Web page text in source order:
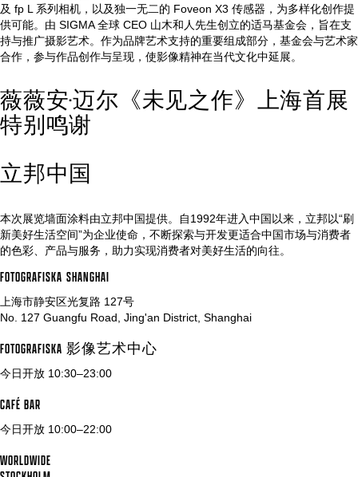
及 fp L 系列相机，以及独一无二的 Foveon X3 传感器，为多样化创作提
供可能。由 SIGMA 全球 CEO 山木和人先生创立的适马基金会，旨在支
持与推广摄影艺术。作为品牌艺术支持的重要组成部分，基金会与艺术家
合作，参与作品创作与呈现，使影像精神在当代文化中延展。
薇薇安·迈尔《未见之作》上海首展
特别鸣谢
立邦中国
本次展览墙面涂料由立邦中国提供。自1992年进入中国以来，立邦以“刷
新美好生活空间”为企业使命，不断探索与开发更适合中国市场与消费者
的色彩、产品与服务，助力实现消费者对美好生活的向往。
FOTOGRAFISKA SHANGHAI
上海市静安区光复路 127号
No. 127 Guangfu Road, Jing'an District, Shanghai
FOTOGRAFISKA 影像艺术中心
今日开放 10:30–23:00
CAFÉ BAR
今日开放 10:00–22:00
WORLDWIDE